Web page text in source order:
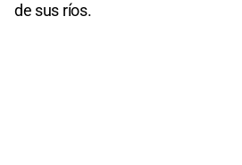
de sus ríos.